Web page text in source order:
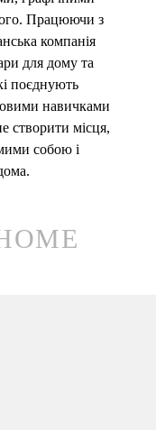
Працюючи з
компанія
для дому та
поєднують
навичками
створити місця,
собою і